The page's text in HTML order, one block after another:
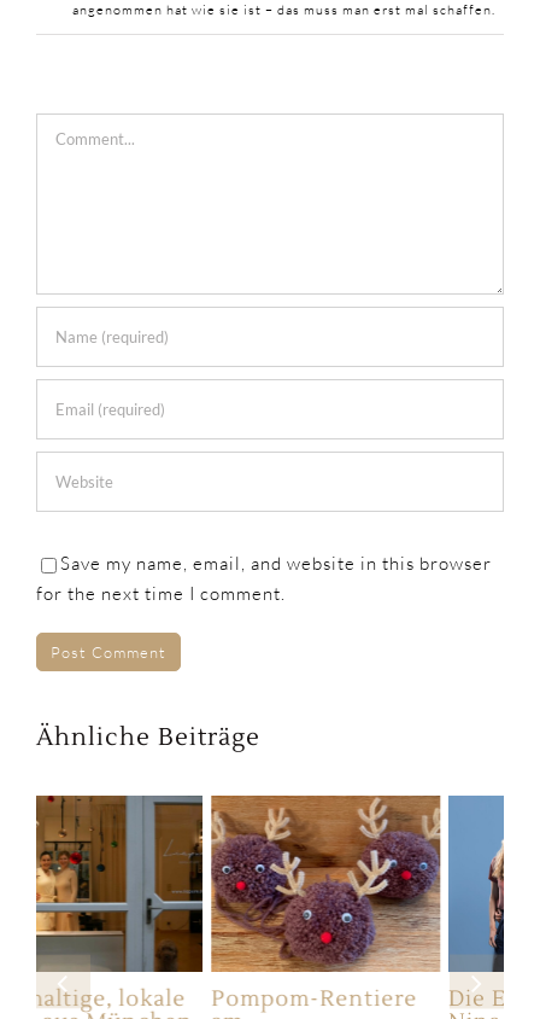
angenommen hat wie sie ist – das muss man erst mal schaffen.
Comment
Save my name, email, and website in this browser
for the next time I comment.
Ähnliche Beiträge
Pompom-Rentiere
Die Eulen-Mamas: